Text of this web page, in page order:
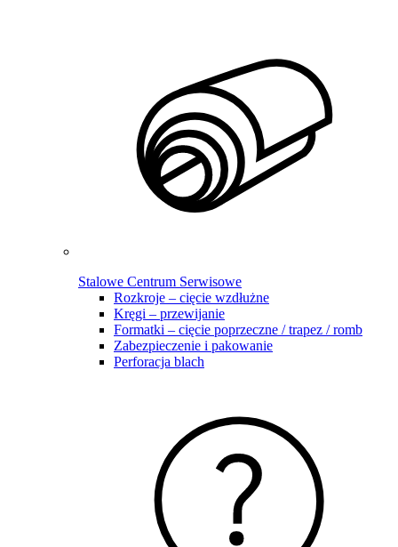
Stalowe Centrum Serwisowe
Rozkroje – cięcie wzdłużne
Kręgi – przewijanie
Formatki – cięcie poprzeczne / trapez / romb
Zabezpieczenie i pakowanie
Perforacja blach